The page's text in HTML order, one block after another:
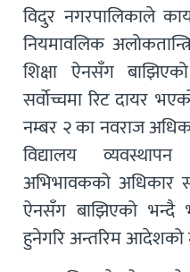
विदुर नगरपालिकाले
नियमावलिक
शिक्षा ऐनसँग
सर्वाेच्चमा रिट दायर
नम्बर २ का नवराज
विद्यालय
अभिभावकको अधिकार
ऐनसँग बाझिएको भन्दै
हुनेगरि अन्तरिम आदेशको